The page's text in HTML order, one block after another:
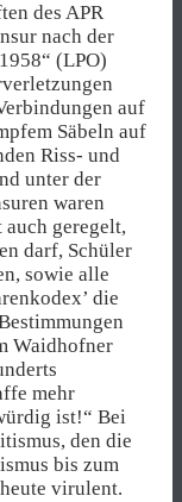
des APR
nach der
(LPO)
auf
Säbeln auf
Riss- und
unter der
waren
geregelt,
darf, Schüler
sowie alle
die
Waidhofner
mehr
ist!“ Bei
den die
bis zum
virulent.